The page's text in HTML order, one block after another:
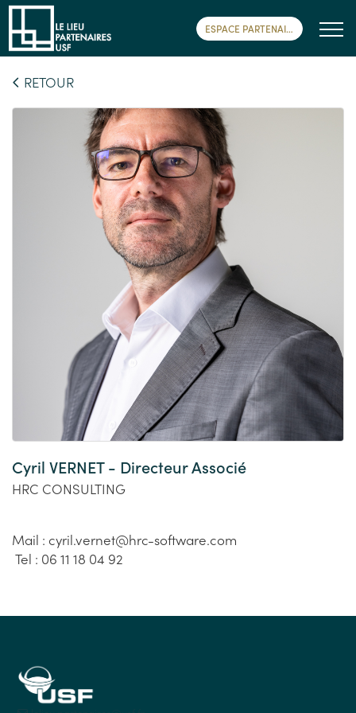
ESPACE PARTENAIRE
RETOUR
Cyril VERNET - Directeur Associé
HRC CONSULTING
Mail : cyril.vernet@hrc-software.com
Tel : 06 11 18 04 92